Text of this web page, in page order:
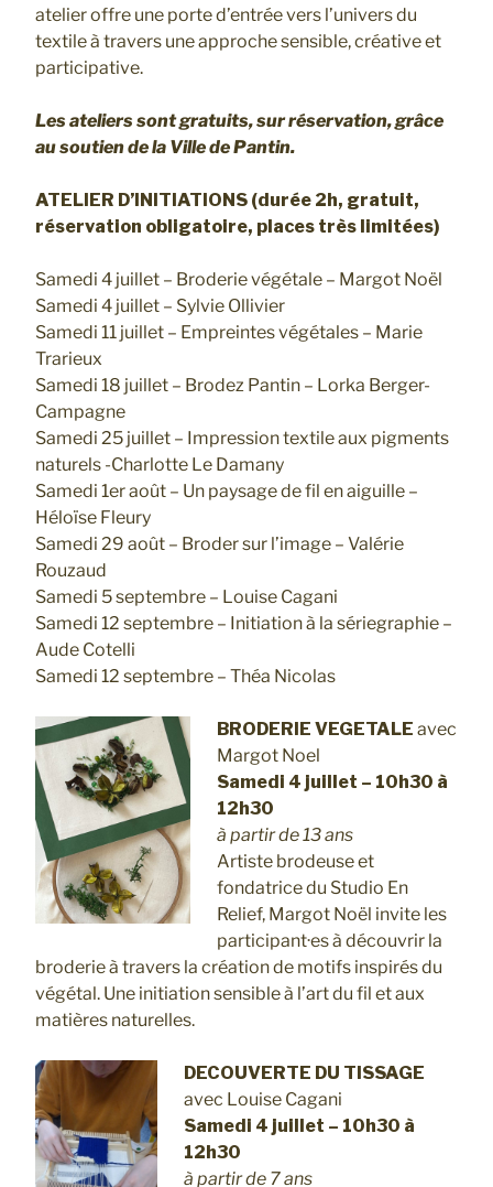
atelier offre une porte d’entrée vers l’univers du
textile à travers une approche sensible, créative et
participative.
Les ateliers sont gratuits, sur réservation, grâce
au soutien de la Ville de Pantin.
ATELIER D’INITIATIONS (durée 2h, gratuit,
réservation obligatoire, places très limitées)
Samedi 4 juillet – Broderie végétale – Margot Noël
Samedi 4 juillet – Sylvie Ollivier
Samedi 11 juillet – Empreintes végétales – Marie
Trarieux
Samedi 18 juillet – Brodez Pantin – Lorka Berger-
Campagne
Samedi 25 juillet – Impression textile aux pigments
naturels -Charlotte Le Damany
Samedi 1er août – Un paysage de fil en aiguille –
Héloïse Fleury
Samedi 29 août – Broder sur l’image – Valérie
Rouzaud
Samedi 5 septembre – Louise Cagani
Samedi 12 septembre – Initiation à la sériegraphie –
Aude Cotelli
Samedi 12 septembre – Théa Nicolas
BRODERIE VEGETALE avec
Margot Noel
Samedi 4 juillet – 10h30 à
12h30
à partir de 13 ans
Artiste brodeuse et
fondatrice du Studio En
Relief, Margot Noël invite les
participant·es à découvrir la
broderie à travers la création de motifs inspirés du
végétal. Une initiation sensible à l’art du fil et aux
matières naturelles.
DECOUVERTE DU TISSAGE
avec Louise Cagani
Samedi 4 juillet – 10h30 à
12h30
à partir de 7 ans